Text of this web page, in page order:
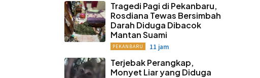
Tragedi Pagi di Pekanbaru,
Rosdiana Tewas Bersimbah
Darah Diduga Dibacok
Mantan Suami
PEKANBARU 11 jam
Terjebak Perangkap,
Monyet Liar yang Diduga